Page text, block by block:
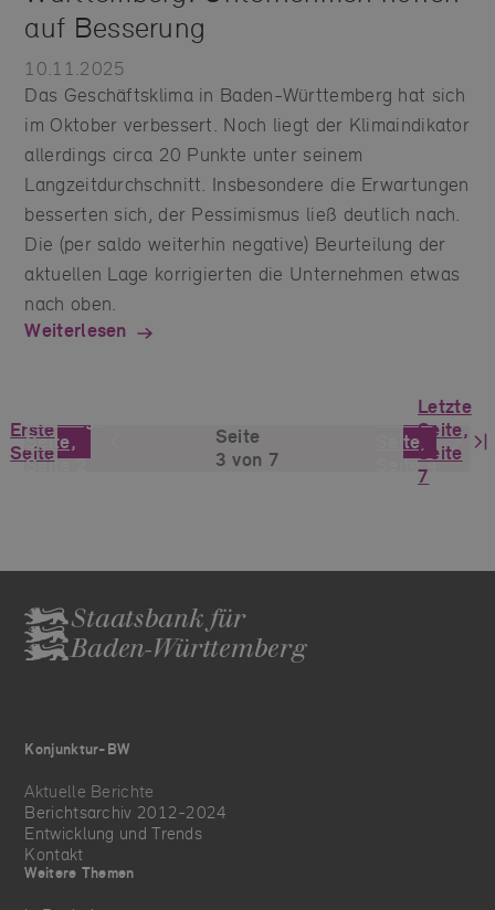
auf Besserung
10.11.2025
Das Geschäftsklima in Baden-Württemberg hat sich
im Oktober verbessert. Noch liegt der Klimaindikator
allerdings circa 20 Punkte unter seinem
Langzeitdurchschnitt. Insbesondere die Erwartungen
besserten sich, der Pessimismus ließ deutlich nach.
Die (per saldo weiterhin negative) Beurteilung der
aktuellen Lage korrigierten die Unternehmen etwas
nach oben.
Weiterlesen
Erste
Seite
Seite,
Seite 2
Seite
3 von 7
Nächste
Seite,
Seite 4
Letzte
Seite,
Seite
7
Staatsbank für
Baden-Württemberg
Konjunktur-BW
Aktuelle Berichte
Berichtsarchiv 2012-2024
Entwicklung und Trends
Kontakt
Weitere Themen